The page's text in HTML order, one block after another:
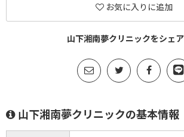
お気に入りに追加
山下湘南夢クリニックをシェ
山下湘南夢クリニックの基本情報